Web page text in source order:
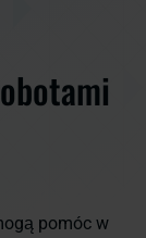
pomóc w